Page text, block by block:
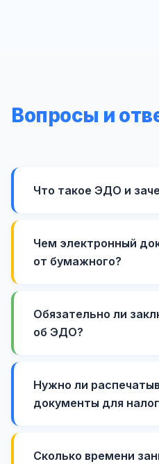
Вопросы и
Что такое ЭДО и
Чем электронный
от бумажного?
Обязательно ли
об ЭДО?
Нужно ли
документы для
Сколько времени